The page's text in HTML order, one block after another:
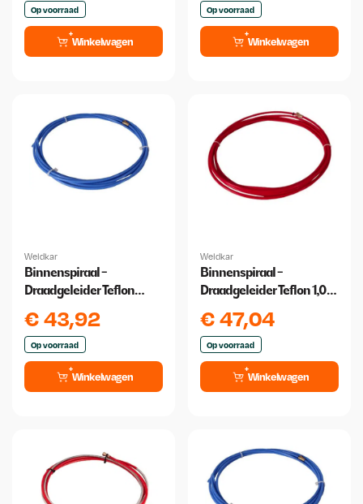
Op voorraad
Winkelwagen
Op voorraad
Winkelwagen
Weldkar
Binnenspiraal -
Draadgeleider Teflon
€43,92
Op voorraad
Winkelwagen
Weldkar
Binnenspiraal -
Draadgeleider Teflon 1,0
€47,04
Op voorraad
Winkelwagen